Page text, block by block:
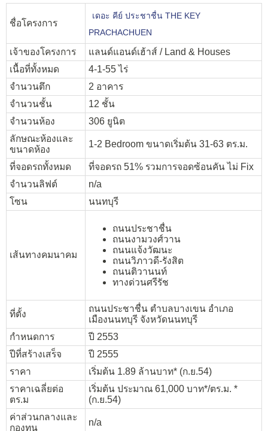
ชื่อโครงการ
เดอะ คีย์ ประชาชื่น THE KEY
PRACHACHUEN
เจ้าของโครงการ
แลนด์แอนด์เฮ้าส์ / Land & Houses
เนื้อที่ทั้งหมด
4-1-55 ไร่
จำนวนตึก
2 อาคาร
จำนวนชั้น
12 ชั้น
จำนวนห้อง
306 ยูนิต
ลักษณะห้องและ
ขนาดห้อง
1-2 Bedroom ขนาดเริ่มต้น 31-63 ตร.ม.
ที่จอดรถทั้งหมด
ที่จอดรถ 51% รวมการจอดซ้อนคัน ไม่ Fix
จำนวนลิฟต์
n/a
โซน
นนทบุรี
เส้นทางคมนาคม
ถนนประชาชื่น
ถนนงามวงศ์วาน
ถนนแจ้งวัฒนะ
ถนนวิภาวดี-รังสิต
ถนนติวานนท์
ทางด่วนศรีรัช
ที่ตั้ง
ถนนประชาชื่น ตำบลบางเขน อำเภอ
เมืองนนทบุรี จังหวัดนนทบุรี
กำหนดการ
ปี 2553
ปีที่สร้างเสร็จ
ปี 2555
ราคา
เริ่มต้น 1.89 ล้านบาท* (ก.ย.54)
ราคาเฉลี่ยต่อ
ตร.ม
เริ่มต้น ประมาณ 61,000 บาท*/ตร.ม. *
(ก.ย.54)
ค่าส่วนกลางและ
กองทุน
n/a